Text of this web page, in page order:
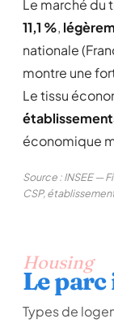
Le marché du
11,1 %,
nationale
montre une
Le tissu
économique
Source : INSEE —
CSP,
Housing
Le
Types de